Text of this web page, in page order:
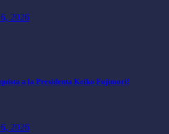
2026
a la Presidenta Keiko Fujimori!
2026